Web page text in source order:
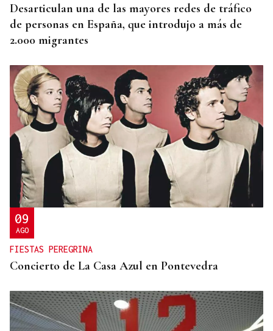
Desarticulan una de las mayores redes de tráfico
de personas en España, que introdujo a más de
2.000 migrantes
09
AGO
FIESTAS PEREGRINA
Concierto de La Casa Azul en Pontevedra